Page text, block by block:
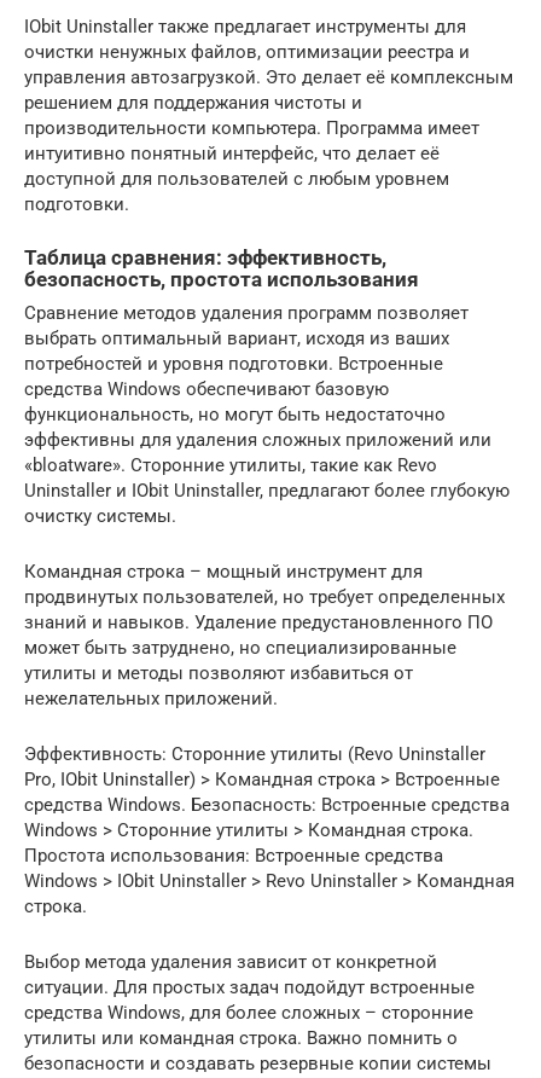
IObit Uninstaller также предлагает инструменты для
очистки ненужных файлов, оптимизации реестра и
управления автозагрузкой. Это делает её комплексным
решением для поддержания чистоты и
производительности компьютера. Программа имеет
интуитивно понятный интерфейс, что делает её
доступной для пользователей с любым уровнем
подготовки.
Таблица сравнения: эффективность,
безопасность, простота использования
Сравнение методов удаления программ позволяет
выбрать оптимальный вариант, исходя из ваших
потребностей и уровня подготовки. Встроенные
средства Windows обеспечивают базовую
функциональность, но могут быть недостаточно
эффективны для удаления сложных приложений или
«bloatware». Сторонние утилиты, такие как Revo
Uninstaller и IObit Uninstaller, предлагают более глубокую
очистку системы.
Командная строка – мощный инструмент для
продвинутых пользователей, но требует определенных
знаний и навыков. Удаление предустановленного ПО
может быть затруднено, но специализированные
утилиты и методы позволяют избавиться от
нежелательных приложений.
Эффективность: Сторонние утилиты (Revo Uninstaller
Pro, IObit Uninstaller) > Командная строка > Встроенные
средства Windows. Безопасность: Встроенные средства
Windows > Сторонние утилиты > Командная строка.
Простота использования: Встроенные средства
Windows > IObit Uninstaller > Revo Uninstaller > Командная
строка.
Выбор метода удаления зависит от конкретной
ситуации. Для простых задач подойдут встроенные
средства Windows, для более сложных – сторонние
утилиты или командная строка. Важно помнить о
безопасности и создавать резервные копии системы